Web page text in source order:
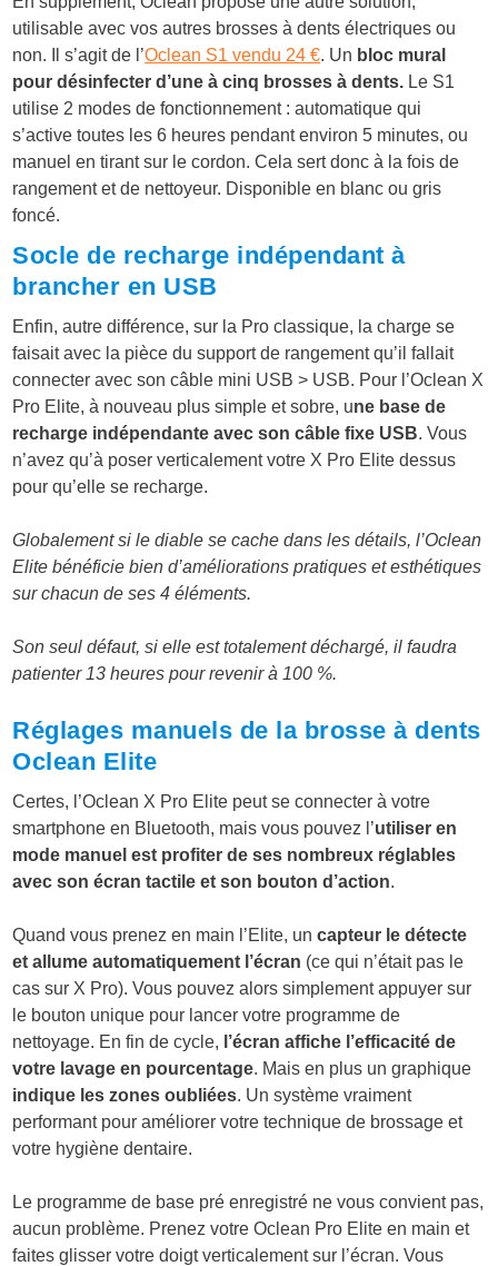
utilisable avec vos autres brosses à dents électriques ou
non. Il s’agit de l’Oclean S1 vendu 24 €. Un bloc mural
pour désinfecter d’une à cinq brosses à dents. Le S1
utilise 2 modes de fonctionnement : automatique qui
s’active toutes les 6 heures pendant environ 5 minutes, ou
manuel en tirant sur le cordon. Cela sert donc à la fois de
rangement et de nettoyeur. Disponible en blanc ou gris
foncé.
Socle de recharge indépendant à
brancher en USB
Enfin, autre différence, sur la Pro classique, la charge se
faisait avec la pièce du support de rangement qu’il fallait
connecter avec son câble mini USB > USB. Pour l’Oclean X
Pro Elite, à nouveau plus simple et sobre, une base de
recharge indépendante avec son câble fixe USB. Vous
n’avez qu’à poser verticalement votre X Pro Elite dessus
pour qu’elle se recharge.
Globalement si le diable se cache dans les détails, l’Oclean
Elite bénéficie bien d’améliorations pratiques et esthétiques
sur chacun de ses 4 éléments.
Son seul défaut, si elle est totalement déchargé, il faudra
patienter 13 heures pour revenir à 100 %.
Réglages manuels de la brosse à dents
Oclean Elite
Certes, l’Oclean X Pro Elite peut se connecter à votre
smartphone en Bluetooth, mais vous pouvez l’utiliser en
mode manuel est profiter de ses nombreux réglables
avec son écran tactile et son bouton d’action.
Quand vous prenez en main l’Elite, uncapteur le détecte
et allume automatiquement l’écran (ce qui n’était pas le
cas sur X Pro). Vous pouvez alors simplement appuyer sur
le bouton unique pour lancer votre programme de
nettoyage. En fin de cycle, l’écran affiche l’efficacité de
votre lavage en pourcentage. Mais en plus un graphique
indique les zones oubliées. Un système vraiment
performant pour améliorer votre technique de brossage et
votre hygiène dentaire.
Le programme de base pré enregistré ne vous convient pas,
aucun problème. Prenez votre Oclean Pro Elite en main et
faites glisser votre doigt verticalement sur l’écran. Vous